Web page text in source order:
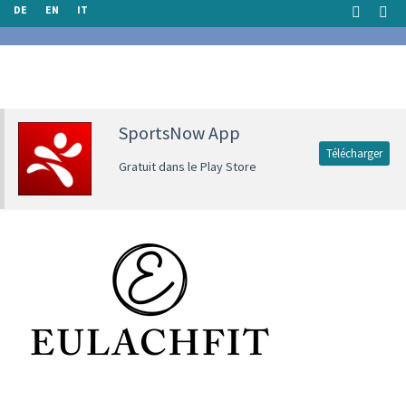
DE EN IT
SportsNow App
Gratuit dans le Play Store
Télécharger